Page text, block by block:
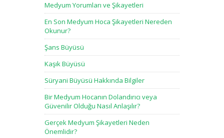
Medyum Yorumları ve Şikayetleri
En Son Medyum Hoca Şikayetleri Nereden
Okunur?
Şans Büyüsü
Kaşık Büyüsü
Süryani Büyüsü Hakkında Bilgiler
Bir Medyum Hocanın Dolandırıcı veya
Güvenilir Olduğu Nasıl Anlaşılır?
Gerçek Medyum Şikayetleri Neden
Önemlidir?